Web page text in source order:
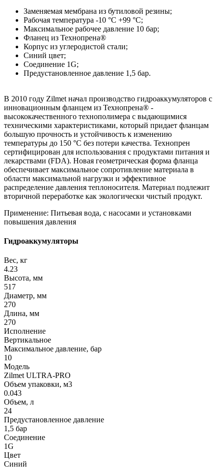
Заменяемая мембрана из бутиловой резины;
Рабочая температура -10 °С +99 °C;
Максимальное рабочее давление 10 бар;
Фланец из Технопрена®
Корпус из углеродистой стали;
Синий цвет;
Соединение 1G;
Предустановленное давление 1,5 бар.
В 2010 году Zilmet начал производство гидроаккумуляторов с
инновационным фланцем из Технопрена® -
высококачественного технополимера с выдающимися
техническими характеристиками, который придает фланцам
большую прочность и устойчивость к изменению
температуры до 150 °С без потери качества. Технопрен
сертифицирован для использования с продуктами питания и
лекарствами (FDA). Новая геометрическая форма фланца
обеспечивает максимальное сопротивление материала в
области максимальной нагрузки и эффективное
распределение давления теплоносителя. Материал подлежит
вторичной переработке как экологически чистый продукт.
Применение: Питьевая вода, с насосами и установками
повышения давления
Гидроаккумуляторы
Вес, кг
4.23
Высота, мм
517
Диаметр, мм
270
Длина, мм
270
Исполнение
Вертикальное
Максимальное давление, бар
10
Модель
Zilmet ULTRA-PRO
Объем упаковки, м3
0.043
Объем, л
24
Предустановленное давление
1,5 бар
Соединение
1G
Цвет
Синий